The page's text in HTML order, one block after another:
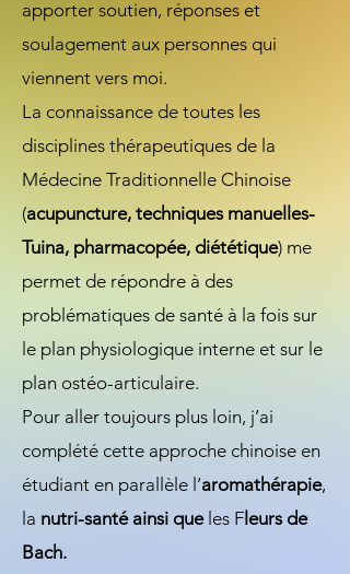
apporter soutien, réponses et
soulagement aux personnes qui
viennent vers moi.
La connaissance de toutes les
disciplines thérapeutiques de la
Médecine Traditionnelle Chinoise
(acupuncture, techniques manuelles-
Tuina, pharmacopée, diététique) me
permet de répondre à des
problématiques de santé à la fois sur
le plan physiologique interne et sur le
plan ostéo-articulaire.
Pour aller toujours plus loin, j’ai
complété cette approche chinoise en
étudiant en parallèle l’aromathérapie,
la nutri-santé ainsi queles F leurs de
Bach.